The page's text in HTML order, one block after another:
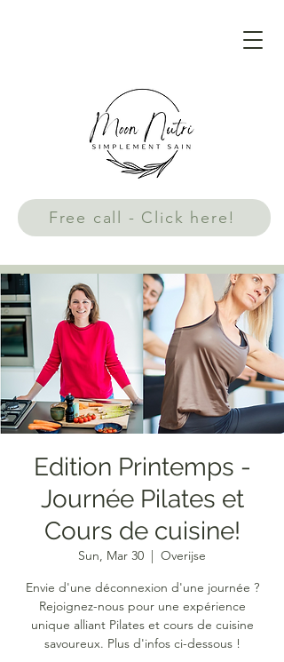
Free call - Click here!
Edition Printemps -
Journée Pilates et
Cours de cuisine!
Sun, Mar 30
  |
Overijse
Envie d'une déconnexion d'une journée ?
Rejoignez-nous pour une expérience
unique alliant Pilates et cours de cuisine
savoureux. Plus d'infos ci-dessous !